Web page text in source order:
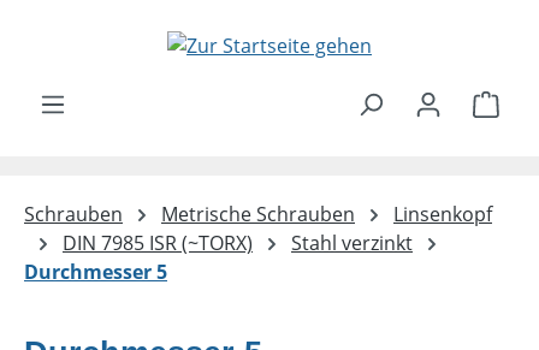
Zum Hauptinhalt springen
Schrauben Metrische Schrauben
Linsenkopf
DIN 7985 ISR (~TORX)
Stahl verzinkt
Durchmesser 5